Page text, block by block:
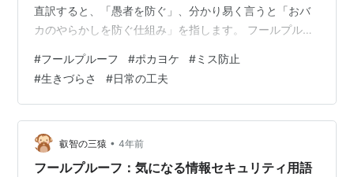
直訳すると、「愚者を防ぐ」、分かり易く言うと「おバ
カのやらかしを防ぐ仕組み」を指します。 フールプルー
ないように設計する安全設計の考え方で、製造業や工
学、UI設計などで広く使われています。 日本では「ポカ
ヨケ」なんて言葉でも表現されるようです。 ポカヨケは
日本の製造現場で使われる言葉で、意味としてはフール
プルーフとほぼ同じ概念です。 2.フールプルーフの魅
力：私が安心する…
#フールプルーフ #ポカヨケ #ミス防止
#生きづらさ #日常の工夫
叡智の三猿 • 4年前
フールプルーフ：気になる情報セキュリティ用語